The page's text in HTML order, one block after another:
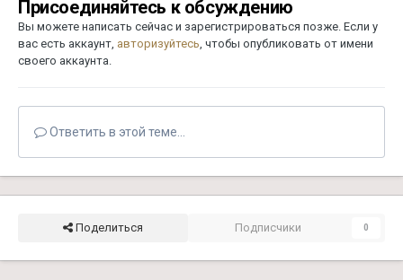
Присоединяйтесь к обсуждению
Вы можете написать сейчас и зарегистрироваться позже. Если у
вас есть аккаунт, авторизуйтесь , чтобы опубликовать от имени
своего аккаунта.
Ответить в этой теме...
Поделиться Подписчики 0